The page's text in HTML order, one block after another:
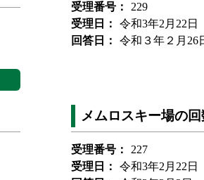
受理番号：
229
受理日：
令和3年2月22日
回答日：
令和３年２月26
メムロスキー場の
受理番号：
227
受理日：
令和3年2月22日